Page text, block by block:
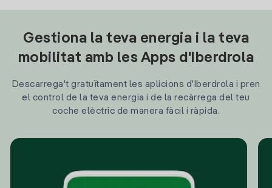
Gestiona la teva energia i la teva
mobilitat amb les Apps d'Iberdrola
Descarrega't gratuïtament les aplicions d'Iberdrola i pren
el control de la teva energia i de la recàrrega del teu
coche elèctric de manera fàcil i ràpida.